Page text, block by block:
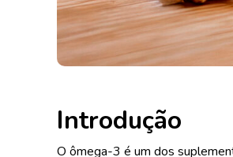
Introdução
O ômega-3 é um dos